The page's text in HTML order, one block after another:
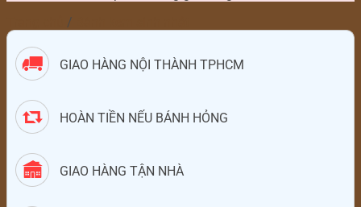
/
GIAO HÀNG NỘI THÀNH TPHCM
HOÀN TIỀN NẾU BÁNH HỎNG
GIAO HÀNG TẬN NHÀ